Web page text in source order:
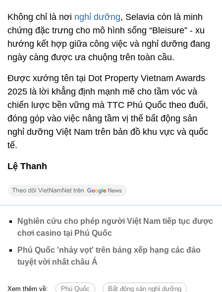
Không chỉ là nơi nghỉ dưỡng, Selavia còn là minh
chứng đặc trưng cho mô hình sống “Bleisure” - xu
hướng kết hợp giữa công việc và nghỉ dưỡng đang
ngày càng được ưa chuộng trên toàn cầu.
Được xướng tên tại Dot Property Vietnam Awards
2025 là lời khẳng định mạnh mẽ cho tầm vóc và
chiến lược bền vững mà TTC Phú Quốc theo đuổi,
đóng góp vào việc nâng tầm vị thế bất động sản
nghỉ dưỡng Việt Nam trên bản đồ khu vực và quốc
tế.
Lệ Thanh
Nghiên cứu cho phép người Việt Nam tiếp tục được
chơi casino tại Phú Quốc
Phú Quốc 'nhảy vọt' trên bảng xếp hạng các đảo
tuyệt vời nhất châu Á
Xem thêm về: Phú Quốc Bất động sản nghỉ dưỡng